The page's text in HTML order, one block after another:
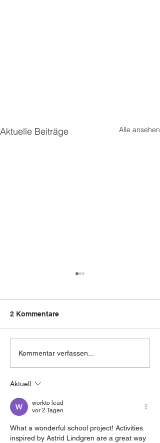
Aktuelle Beiträge Alle ansehen
Lichterfest und
Laternenumzug
2 Kommentare
Kommentar verfassen...
Aktuell
workto lead
vor 2 Tagen
What a wonderful school project! Activities
inspired by Astrid Lindgren are a great way